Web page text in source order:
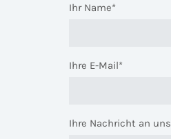
Ihr Name*
Ihre E-Mail*
Ihre Nachricht an uns